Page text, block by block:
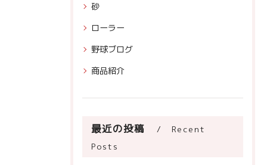
砂
ローラー
野球ブログ
商品紹介
最近の投稿
Recent
Posts